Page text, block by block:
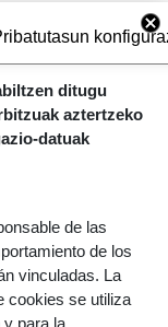
(Araba)
ditugu
aztertzeko
datuak
de las
de los
vinculadas. La
cookies se utiliza